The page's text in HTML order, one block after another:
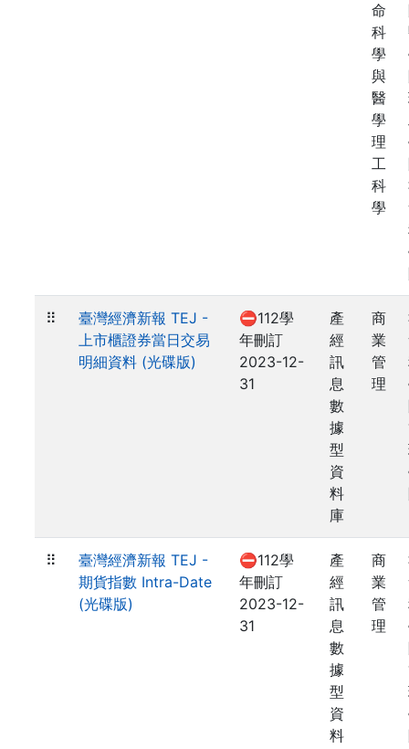
命
科
學
與
醫
學
理
工
科
學
⠿
臺灣經濟新報 TEJ -
上市櫃證券當日交易
明細資料 (光碟版)
⛔112學
年刪訂
2023-12-
31
產
經
訊
息
數
據
型
資
料
庫
商
業
管
理
⠿
臺灣經濟新報 TEJ -
期貨指數 Intra-Date
(光碟版)
⛔112學
年刪訂
2023-12-
31
產
經
訊
息
數
據
型
資
料
商
業
管
理